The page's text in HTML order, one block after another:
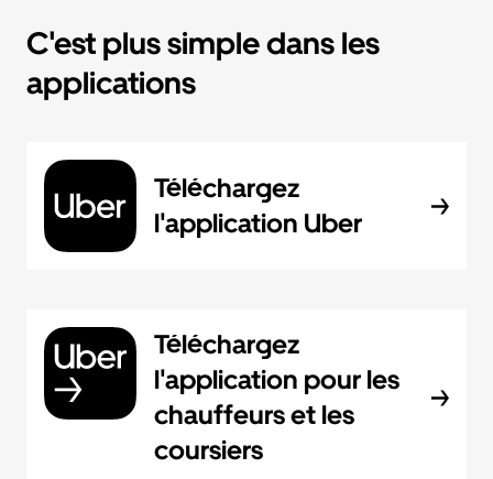
C'est plus simple dans les
applications
Téléchargez
l'application Uber
Téléchargez
l'application pour les
chauffeurs et les
coursiers